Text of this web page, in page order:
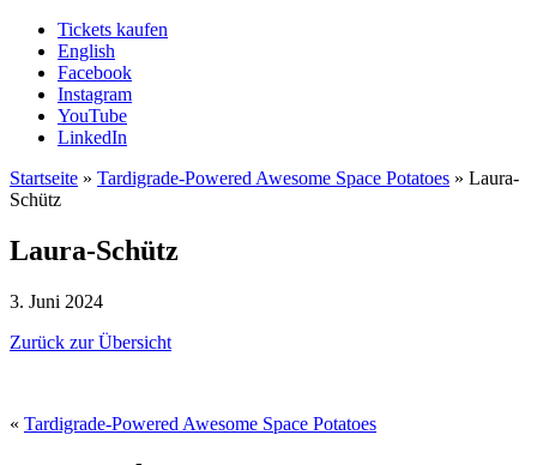
Tickets kaufen
English
Facebook
Instagram
YouTube
LinkedIn
Startseite » Tardigrade-Powered Awesome Space Potatoes » Laura-
Schütz
Laura-Schütz
3. Juni 2024
Zurück zur Übersicht
« Tardigrade-Powered Awesome Space Potatoes